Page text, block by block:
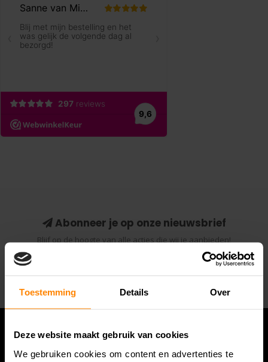
Toestemming Details Over
Deze website maakt gebruik van cookies
We gebruiken cookies om content en advertenties te
Abonneer je op onze nieuwsbrief
Blijf op de hoogte van alle acties die wij je aanbieden!
Abonneer